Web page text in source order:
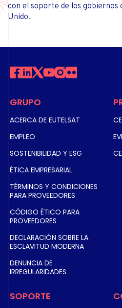
con el soporte de los gobiernos
Unido.
GRUPO
ACERCA DE EUTELSAT
EMPLEO
SOSTENIBILIDAD Y ESG
ÉTICA EMPRESARIAL
TÉRMINOS Y CONDICIONES
PARA PROVEEDORES
CÓDIGO ÉTICO PARA
PROVEEDORES
DECLARACIÓN SOBRE LA
ESCLAVITUD MODERNA
DENUNCIA DE
IRREGULARIDADES
SOPORTE